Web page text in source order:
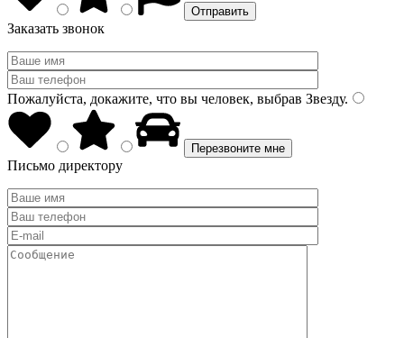
Заказать звонок
Пожалуйста, докажите, что вы человек, выбрав Звезду.
Письмо директору